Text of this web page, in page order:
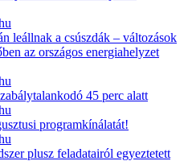
leállnak a csúszdák – változások
az országos energiahelyzet
45 perc alatt
programkínálatát!
plusz feladatairól egyeztetett